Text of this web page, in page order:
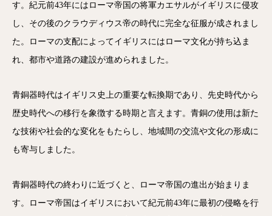
す。紀元前43年にはローマ帝国の将軍カエサルがイギリスに侵攻
し、その後のクラウディウス帝の時代に完全な征服が成されまし
た。ローマの支配によってイギリスにはローマ文化が持ち込ま
れ、都市や道路の建設が進められました。
青銅器時代はイギリス史上の重要な転換期であり、先史時代から
歴史時代への移行を象徴する時期と言えます。青銅の使用は新た
な技術や社会的な変化をもたらし、地域間の交流や文化の形成に
も寄与しました。
青銅器時代の終わりに近づくと、ローマ帝国の進出が始まりま
す。ローマ帝国はイギリスにおいて紀元前43年に最初の侵略を行